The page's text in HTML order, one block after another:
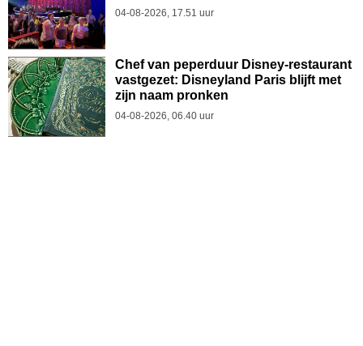
04-08-2026, 17.51 uur
Chef van peperduur Disney-restaurant
vastgezet: Disneyland Paris blijft met
zijn naam pronken
04-08-2026, 06.40 uur